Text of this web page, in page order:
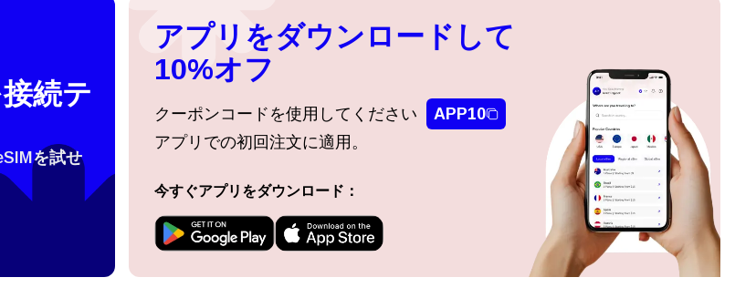
eSim?
by checking if your device supports eSIM
your mobile carrier to request an eSIM activation.
続テ
を試せ
アプリをダウンロードして
10%オフ
クーポンコードを使用してください
APP10
アプリでの初回注文に適用。
今すぐアプリをダウンロード：
ログインまたは登録
グインするか、数秒でアカウントを作成してください。